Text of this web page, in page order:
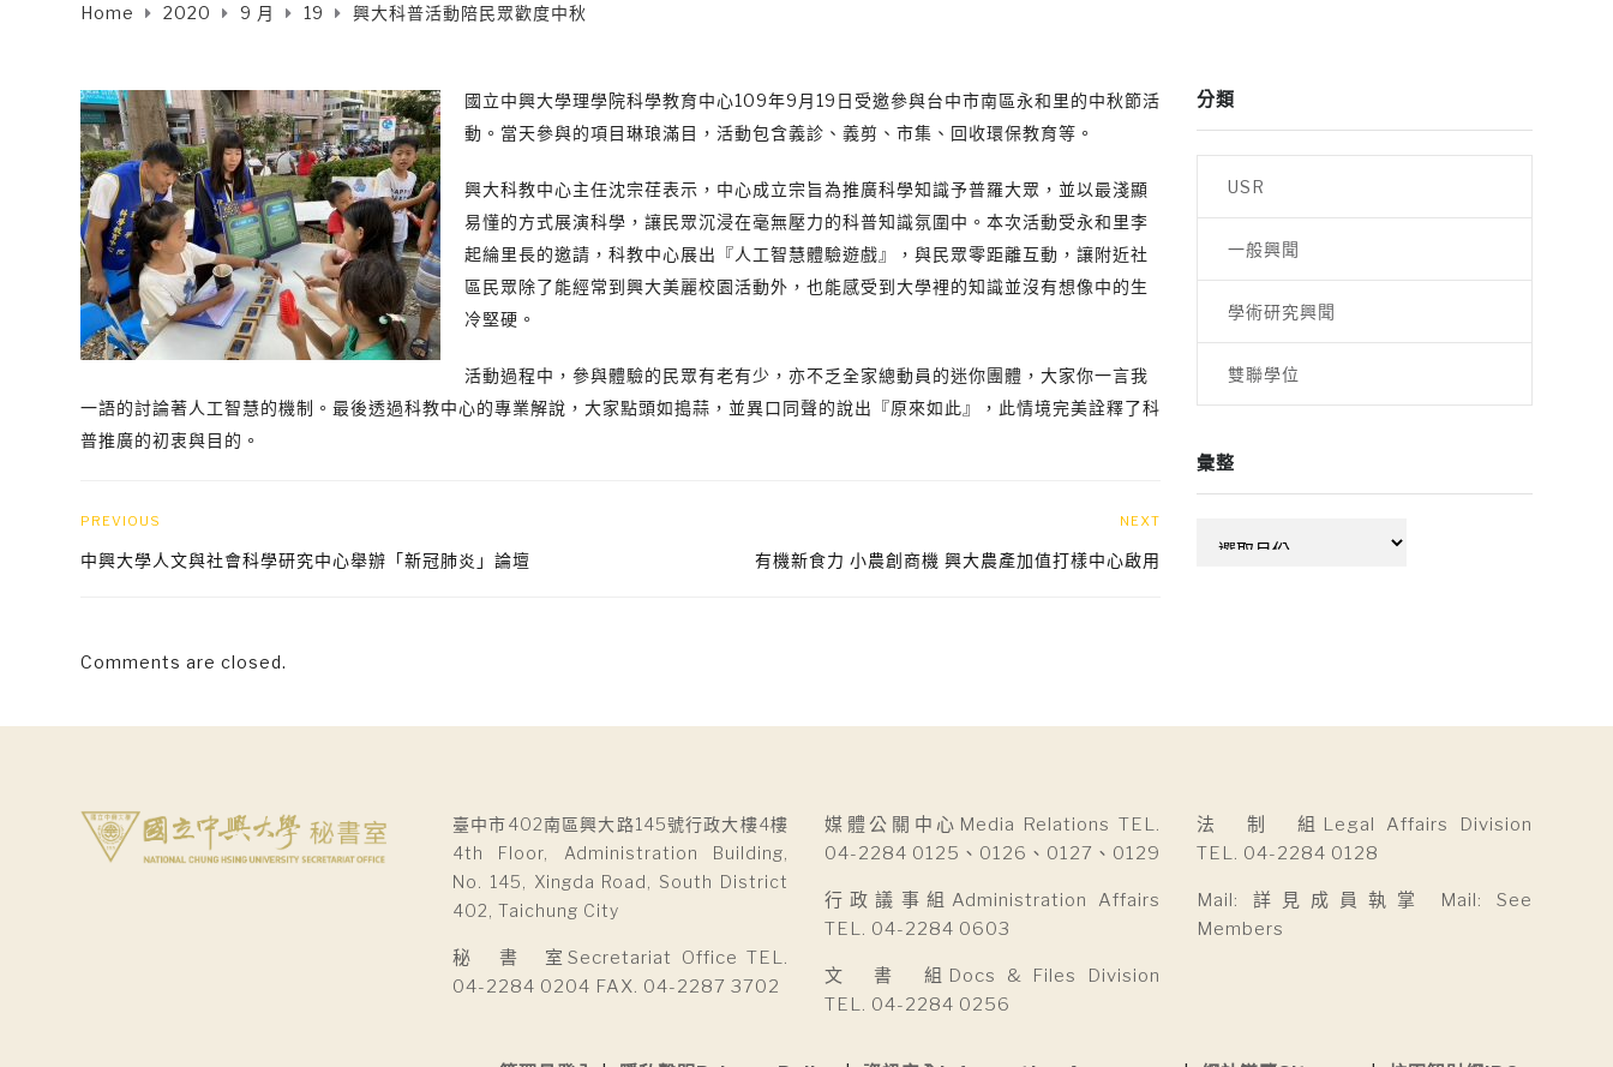
Home 2020 9 月 19 興大科普活動陪民眾歡度中秋
國立中興大學理學院科學教育中心109年9月19日受邀參與台中市南區永和里的中秋節活
動。當天參與的項目琳琅滿目，活動包含義診、義剪、市集、回收環保教育等。
興大科教中心主任沈宗荏表示，中心成立宗旨為推廣科學知識予普羅大眾，並以最淺顯
易懂的方式展演科學，讓民眾沉浸在毫無壓力的科普知識氛圍中。本次活動受永和里李
起綸里長的邀請，科教中心展出『人工智慧體驗遊戲』，與民眾零距離互動，讓附近社
區民眾除了能經常到興大美麗校園活動外，也能感受到大學裡的知識並沒有想像中的生
冷堅硬。
活動過程中，參與體驗的民眾有老有少，亦不乏全家總動員的迷你團體，大家你一言我
一語的討論著人工智慧的機制。最後透過科教中心的專業解說，大家點頭如搗蒜，並異口同聲的說出『原來如此』，此情境完美詮釋了科
普推廣的初衷與目的。
PREVIOUS
中興大學人文與社會科學研究中心舉辦「新冠肺炎」論壇
NEXT
有機新食力 小農創商機 興大農產加值打樣中心啟用
Comments are closed.
分類
USR
一般興聞
學術研究興聞
雙聯學位
彙整
臺中市402南區興大路145號行政大樓4樓
4th Floor, Administration Building,
No. 145, Xingda Road, South District
402, Taichung City
秘 書 室Secretariat Office TEL.
04-2284 0204 FAX. 04-2287 3702
媒體公關中心Media Relations TEL.
04-2284 0125、0126、0127、0129
行政議事組Administration Affairs
TEL. 04-2284 0603
文 書 組Docs & Files Division
TEL. 04-2284 0256
法 制 組Legal Affairs Division
TEL. 04-2284 0128
Mail: 詳見成員執掌 Mail: See
Members